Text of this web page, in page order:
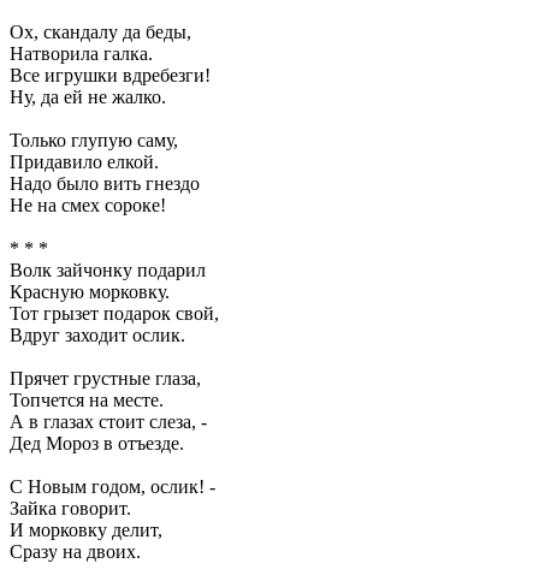
Ох, скандалу да беды,
Натворила галка.
Все игрушки вдребезги!
Ну, да ей не жалко.
Только глупую саму,
Придавило елкой.
Надо было вить гнездо
Не на смех сороке!
* * *
Волк зайчонку подарил
Красную морковку.
Тот грызет подарок свой,
Вдруг заходит ослик.
Прячет грустные глаза,
Топчется на месте.
А в глазах стоит слеза, -
Дед Мороз в отъезде.
С Новым годом, ослик! -
Зайка говорит.
И морковку делит,
Сразу на двоих.